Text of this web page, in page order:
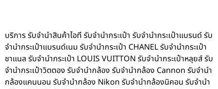
บริการ รับจำนำสินค้าไอที รับจำนำกระเป๋า รับจำนำกระเป๋าแบรนด์ รับ
จำนำกระเป๋าแบรนด์เนม รับจำนำกระเป๋า CHANEL รับจำนำกระเป๋า
ชาแนล รับจำนำกระเป๋า LOUIS VUITTON รับจำนำกระเป๋าหลุยส์ รับ
จำนำกระเป๋าวิตตอง รับจำนำกล้อง รับจำนำกล้อง Cannon รับจำนำ
กล้องแคนนอน รับจำนำกล้อง Nikon รับจำนำกล้องนิคอน รับจำนำ